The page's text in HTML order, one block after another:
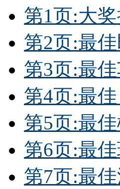
第1页:大
第2页:最
第3页:最
第4页:最
第5页:最
第6页:最
第7页:最